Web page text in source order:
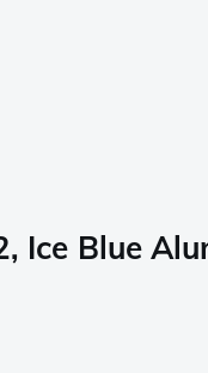
Ice Blue